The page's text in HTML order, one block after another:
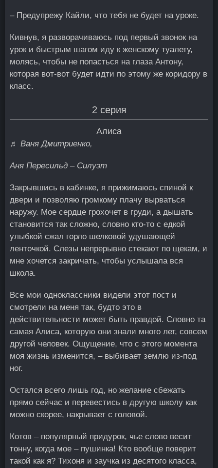
– Предупрежу Кайли, что тебя не будет на уроке.
Кивнув, я разворачиваюсь под первый звонок на
урок и быстрым шагом иду к женскому туалету,
молясь, чтобы не попасться на глаза Антону,
которая вот-вот будет идти по этому же коридору в
класс.
2 серия
Алиса
♬ Ваня Дмитриенко,
Аня Пересильд – Силуэт
Закрывшись в кабинке, я прижимаюсь спиной к
двери и позволяю громкому плачу вырваться
наружу. Мое сердце грохочет в груди, а дышать
становится так сложно, словно кто-то с едкой
улыбкой сжал горло шелковой удушающей
ленточкой. Слезы непрерывно стекают по щекам, и
мне хочется закричать, чтобы услышала вся
школа.
Все мои одноклассники видели этот пост и
смотрели на меня так, будто это в
действительности может быть правдой. Словно та
самая Алиса, которую они знали много лет, совсем
другой человек. Ощущение, что с этого момента
моя жизнь изменится, – выбивает землю из-под
ног.
Остался всего лишь год, но желание сбежать
прямо сейчас и перевестись в другую школу как
можно скорее, накрывает с головой.
Котов – популярный придурок, чье слово весит
тонну, когда мое – пушинка! Кто вообще поверит
такой как я? Тихоня и заучка из десятого класса,